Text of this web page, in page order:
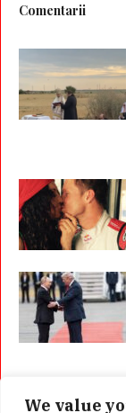
We value
Comentarii